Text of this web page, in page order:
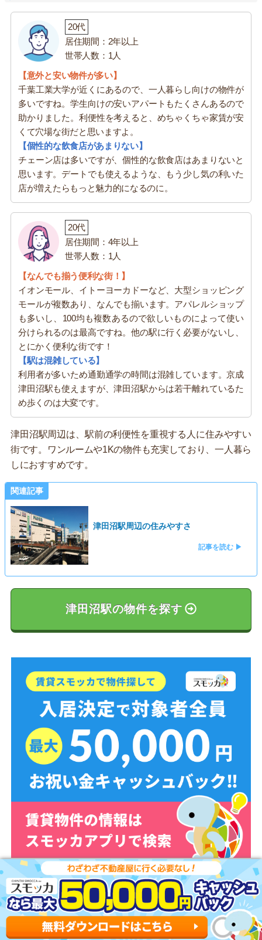
20代
居住期間：2年以上
世帯人数：1人
【意外と安い物件が多い】
千葉工業大学が近くにあるので、一人暮らし向けの物件が
多いですね。学生向けの安いアパートもたくさんあるので
助かりました。利便性を考えると、めちゃくちゃ家賃が安
くて穴場な街だと思いますよ。
【個性的な飲食店があまりない】
チェーン店は多いですが、個性的な飲食店はあまりないと
思います。デートでも使えるような、もう少し気の利いた
店が増えたらもっと魅力的になるのに。
20代
居住期間：4年以上
世帯人数：1人
【なんでも揃う便利な街！】
イオンモール、イトーヨーカドーなど、大型ショッピング
モールが複数あり、なんでも揃います。アパレルショップ
も多いし、100均も複数あるので欲しいものによって使い
分けられるのは最高ですね。他の駅に行く必要がないし、
とにかく便利な街です！
【駅は混雑している】
利用者が多いため通勤通学の時間は混雑しています。京成
津田沼駅も使えますが、津田沼駅からは若干離れているた
め歩くのは大変です。
津田沼駅周辺は、駅前の利便性を重視する人に住みやすい
街です。ワンルームや1Kの物件も充実しており、一人暮ら
しにおすすめです。
関連記事
津田沼駅周辺の住みやすさ
記事を読む ▶
津田沼駅の物件を探す
スモッカを無料ダウンロード